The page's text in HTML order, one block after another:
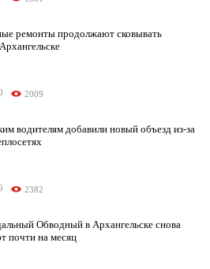
ремонты продолжают сковывать
2009
водителям добавили новый объезд из-за
2382
Обводный в Архангельске снова
почти на месяц